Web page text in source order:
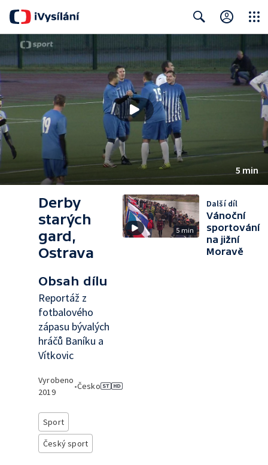
5 min
Derby
starých
gard,
Ostrava
Obsah dílu
Reportáž z
fotbalového
zápasu bývalých
hráčů Baníku a
Vítkovic
Vyrobeno
2019
•Česko
Sport
Český sport
5 min
Další díl
Vánoční
sportování
na jižní
Moravě